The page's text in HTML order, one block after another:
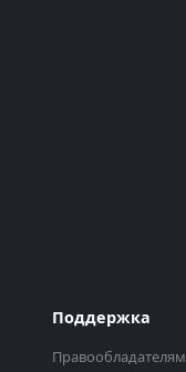
Поддержка
Правообладателям